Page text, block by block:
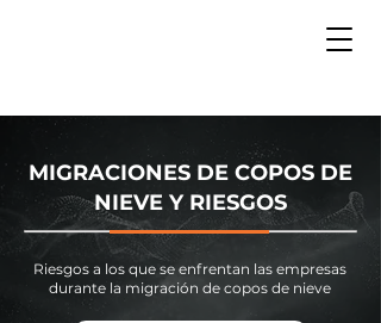
MIGRACIONES DE COPOS DE
NIEVE Y RIESGOS
Riesgos a los que se enfrentan las empresas
durante la migración de copos de nieve